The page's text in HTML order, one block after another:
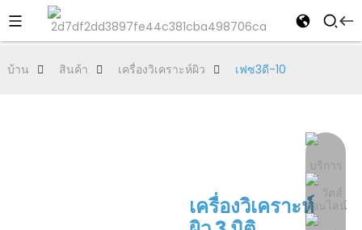
บ้าน สินค้า เครื่องวิเคราะห์ผิว เฟซ3ดี-10
เครื่องวิเคราะห์